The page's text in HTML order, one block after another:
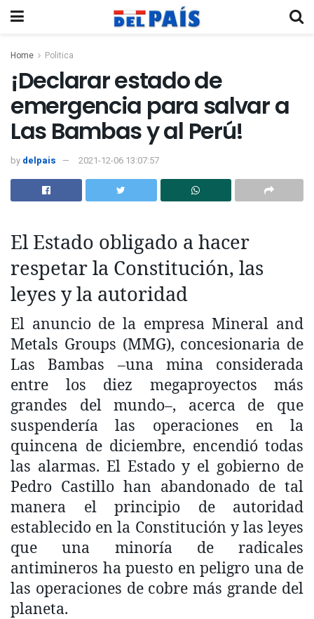
Home Politica
¡Declarar estado de
emergencia para salvar a
Las Bambas y al Perú!
by delpais 2021-12-06 13:07:57
El Estado obligado a hacer
respetar la Constitución, las
leyes y la autoridad
El anuncio de la empresa Mineral and
Metals Groups (MMG), concesionaria de
Las Bambas –una mina considerada
entre los diez megaproyectos más
grandes del mundo–, acerca de que
suspendería las operaciones en la
quincena de diciembre, encendió todas
las alarmas. El Estado y el gobierno de
Pedro Castillo han abandonado de tal
manera el principio de autoridad
establecido en la Constitución y las leyes
que una minoría de radicales
antimineros ha puesto en peligro una de
las operaciones de cobre más grande del
planeta.